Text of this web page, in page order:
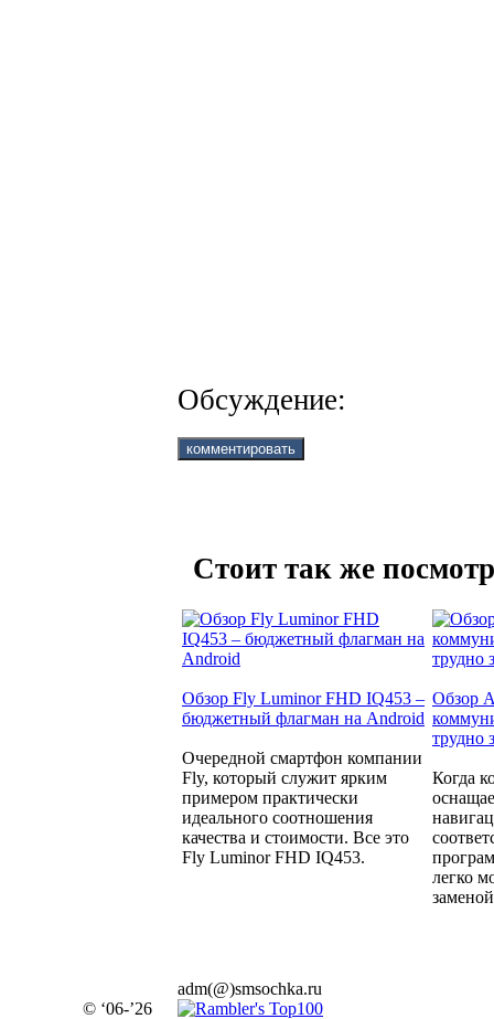
Обсуждение:
Стоит так же
Обзор Fly Luminor FHD IQ453 –
бюджетный флагман на Android
Очередной смартфон компании
Fly, который служит ярким
примером практически
идеального соотношения
качества и стоимости. Все это
Fly Luminor FHD IQ453.
Обзор
трудно
Когда
легко
© ‘06-’26
adm(@)smsochka.ru